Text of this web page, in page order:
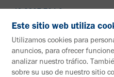
+49 2307 704-0
info@vahle.de
Paul Vahle GmbH & Co. KG
Westicker Str. 52
59174 Kamen
Alemania
Este sitio web utiliza
Utilizamos cookies para
anuncios, para ofrecer
analizar nuestro tráfico.
sobre su uso de nuestro sitio